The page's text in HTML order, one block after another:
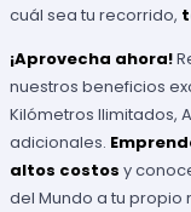
cuál sea tu recorrido,
¡Aprovecha ahora!
nuestros beneficios
Kilómetros Ilimitados,
adicionales.
altos costos y
del Mundo a tu propio